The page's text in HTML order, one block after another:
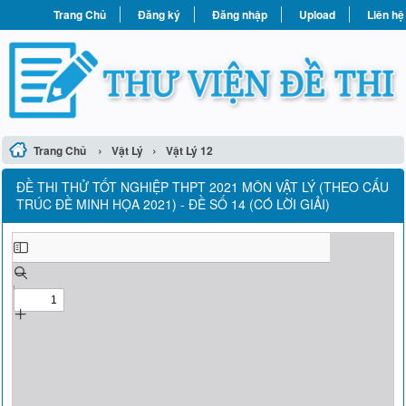
Trang Chủ Đăng ký Đăng nhập Upload Liên hệ
Trang Chủ › Vật Lý › Vật Lý 12
ĐỀ THI THỬ TỐT NGHIỆP THPT 2021 MÔN VẬT LÝ (THEO CẤU
TRÚC ĐỀ MINH HỌA 2021) - ĐỀ SỐ 14 (CÓ LỜI GIẢI)